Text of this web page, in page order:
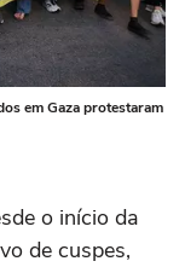
em Gaza protestaram
o início da
de cuspes,